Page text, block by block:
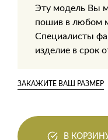
Эту модель Вы
пошив в любом
Специалисты
изделие в срок
ЗАКАЖИТЕ ВАШ РАЗМЕР
В